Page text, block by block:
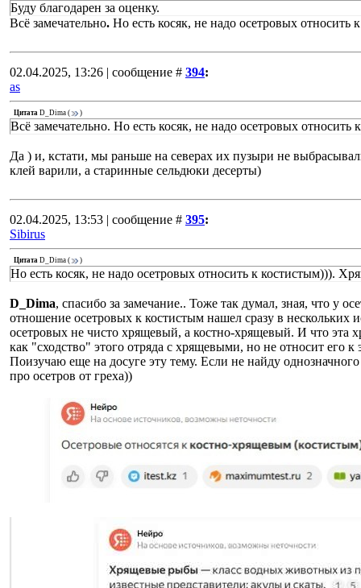
Буду благодарен за оценку.
Всё замечательно. Но есть косяк, не надо осетровых
02.04.2025, 13:26 | сообщение # 394:
as
Цитата D_Dima ( )
Всё замечательно. Но есть косяк, не надо осетровых
Да ) и, кстати, мы раньше на северах их пузыри не
клей варили, а старинные сельдюки десерты)
02.04.2025, 13:53 | сообщение # 395:
Sibirus
Цитата D_Dima ( )
Но есть косяк, не надо осетровых относить к костистым))).
D_Dima, спасибо за замечание.. Тоже так думал, зная, что у
отношение осетровых к костистым нашел сразу в нескольких
осетровых не чисто хрящевый, а костно-хрящевый. И что эта
как "сходство" этого отряда с хрящевыми, но не относит его к
Поизучаю еще на досуге эту тему. Если не найду однозначного
про осетров от греха))